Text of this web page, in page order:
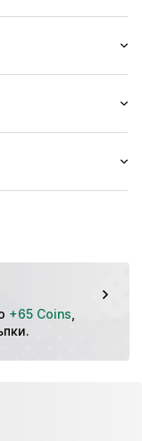
+65 Coins